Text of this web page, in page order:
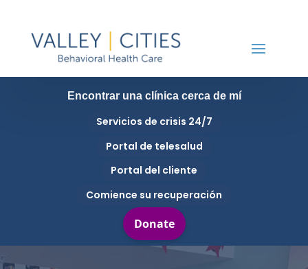
Encontrar una clínica cerca de mí
Servicios de crisis 24/7
Portal de telesalud
Portal del cliente
Comience su recuperación